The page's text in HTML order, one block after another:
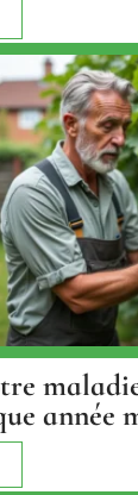
année